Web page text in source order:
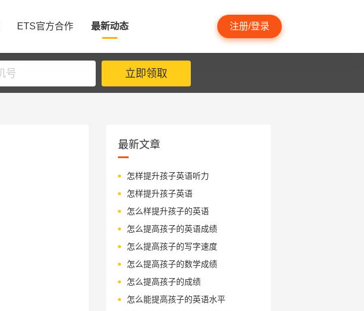
ETS官方合作 最新动态 注册/登录
立即领取
最新文章
怎样提升孩子英语听力
怎样提升孩子英语
怎么样提升孩子的英语
怎么提高孩子的英语成绩
怎么提高孩子的写字速度
怎么提高孩子的数学成绩
怎么提高孩子的成绩
怎么能提高孩子的英语水平